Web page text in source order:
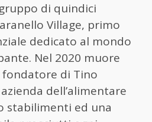
di quindici
Village, primo
dedicato al mondo
Nel 2020 muore
fondatore di Tino
dell’alimentare
stabilimenti ed una